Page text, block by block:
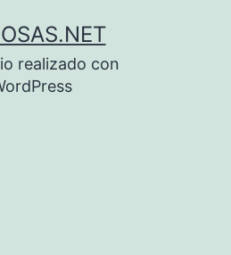
realizado con